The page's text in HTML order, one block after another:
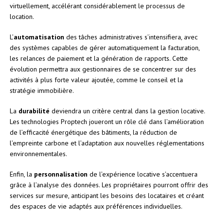
virtuellement, accélérant considérablement le processus de
location.
L’automatisation des tâches administratives s’intensifiera, avec
des systèmes capables de gérer automatiquement la facturation,
les relances de paiement et la génération de rapports. Cette
évolution permettra aux gestionnaires de se concentrer sur des
activités à plus forte valeur ajoutée, comme le conseil et la
stratégie immobilière.
La durabilité deviendra un critère central dans la gestion locative.
Les technologies Proptech joueront un rôle clé dans l’amélioration
de l’efficacité énergétique des bâtiments, la réduction de
l’empreinte carbone et l’adaptation aux nouvelles réglementations
environnementales.
Enfin, la personnalisation de l’expérience locative s’accentuera
grâce à l’analyse des données. Les propriétaires pourront offrir des
services sur mesure, anticipant les besoins des locataires et créant
des espaces de vie adaptés aux préférences individuelles.